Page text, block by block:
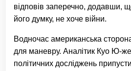
відповів заперечно, додавши,
його думку, не хоче війни.
Водночас американська
для маневру. Аналітик Куо Ю-
політичних досліджень